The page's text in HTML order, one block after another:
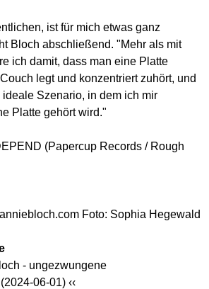
ist für mich etwas ganz
Bloch abschließend. "Mehr als mit
ich damit, dass man eine Platte
legt und konzentriert zuhört, und
Szenario, in dem ich mir
Platte gehört wird."
(Papercup Records / Rough
Foto: Sophia Hegewald
- ungezwungene
06-01) ‹‹